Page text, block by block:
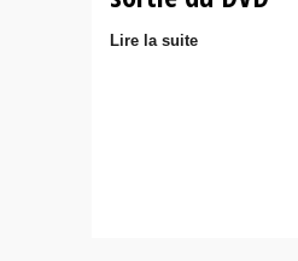
Lire la suite